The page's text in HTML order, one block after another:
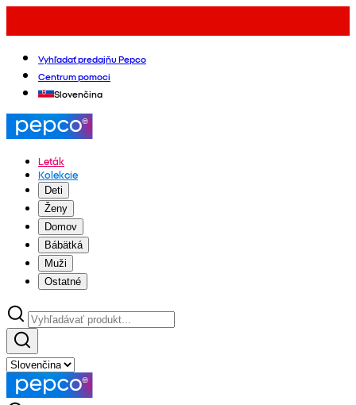
Vyhľadať predajňu Pepco
Centrum pomoci
Slovenčina
Leták
Kolekcie
Deti
Ženy
Domov
Bábätká
Muži
Ostatné